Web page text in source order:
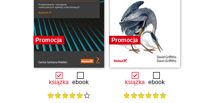
Promocja
książka ebook
Promocja
książka ebook